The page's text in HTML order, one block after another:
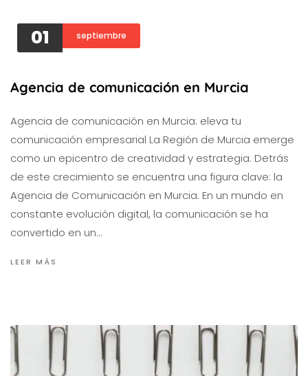
01 septiembre
Agencia de comunicación en Murcia
Agencia de comunicación en Murcia: eleva tu
comunicación empresarial La Región de Murcia emerge
como un epicentro de creatividad y estrategia. Detrás
de este crecimiento se encuentra una figura clave: la
Agencia de Comunicación en Murcia. En un mundo en
constante evolución digital, la comunicación se ha
convertido en un…
LEER MÁS